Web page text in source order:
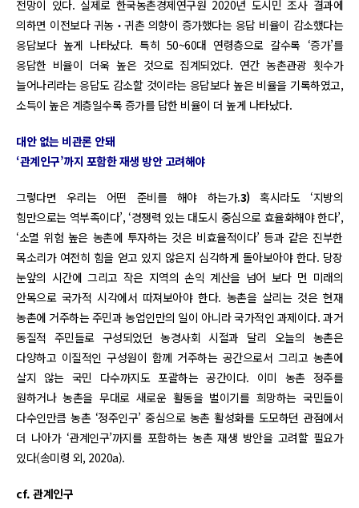
전망이 있다. 실제로 한국농촌경제연구원 2020년 도시민 조사 결과에
의하면 이전보다 귀농‧귀촌 의향이 증가했다는 응답 비율이 감소했다는
응답보다 높게 나타났다. 특히 50~60대 연령층으로 갈수록 ‘증가’를
응답한 비율이 더욱 높은 것으로 집계되었다. 연간 농촌관광 횟수가
늘어나리라는 응답도 감소할 것이라는 응답보다 높은 비율을 기록하였고,
소득이 높은 계층일수록 증가를 답한 비율이 더 높게 나타났다.
대안 없는 비관론 안돼
‘관계인구’까지 포함한 재생 방안 고려해야
그렇다면 우리는 어떤 준비를 해야 하는가.3) 혹시라도 ‘지방의
힘만으로는 역부족이다’, ‘경쟁력 있는 대도시 중심으로 효율화해야 한다’,
‘소멸 위험 높은 농촌에 투자하는 것은 비효율적이다’ 등과 같은 진부한
목소리가 여전히 힘을 얻고 있지 않은지 심각하게 돌아보아야 한다. 당장
눈앞의 시간에 그리고 작은 지역의 손익 계산을 넘어 보다 먼 미래의
안목으로 국가적 시각에서 따져보아야 한다. 농촌을 살리는 것은 현재
농촌에 거주하는 주민과 농업인만의 일이 아니라 국가적인 과제이다. 과거
동질적 주민들로 구성되었던 농경사회 시절과 달리 오늘의 농촌은
다양하고 이질적인 구성원이 함께 거주하는 공간으로서 그리고 농촌에
살지 않는 국민 다수까지도 포괄하는 공간이다. 이미 농촌 정주를
원하거나 농촌을 무대로 새로운 활동을 벌이기를 희망하는 국민들이
다수인만큼 농촌 ‘정주인구’ 중심으로 농촌 활성화를 도모하던 관점에서
더 나아가 ‘관계인구’까지를 포함하는 농촌 재생 방안을 고려할 필요가
있다(송미령 외, 2020a).
cf. 관계인구